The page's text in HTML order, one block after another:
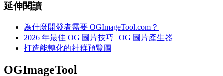
延伸閱讀
為什麼開發者需要 OGImageTool.com？
2026 年最佳 OG 圖片技巧 | OG 圖片產生器
打造能轉化的社群預覽圖
OGImageTool